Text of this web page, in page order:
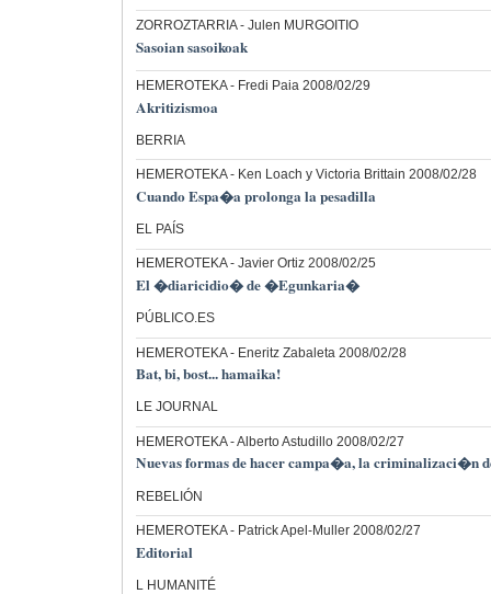
ZORROZTARRIA- Julen MURGOITIO
Sasoian sasoikoak
HEMEROTEKA- Fredi Paia 2008/02/29
Akritizismoa
BERRIA
HEMEROTEKA- Ken Loach y Victoria Brittain 2008/02/28
Cuando Espa�a prolonga la pesadilla
EL PAÍS
HEMEROTEKA- Javier Ortiz 2008/02/25
El �diaricidio� de �Egunkaria�
PÚBLICO.ES
HEMEROTEKA- Eneritz Zabaleta 2008/02/28
Bat, bi, bost... hamaika!
LE JOURNAL
HEMEROTEKA- Alberto Astudillo 2008/02/27
Nuevas formas de hacer campa�a, la criminalizaci�n
REBELIÓN
HEMEROTEKA- Patrick Apel-Muller 2008/02/27
Editorial
L HUMANITÉ